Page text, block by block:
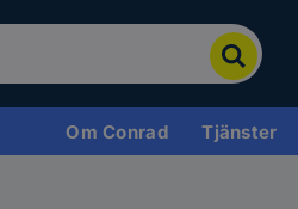
Om Conrad Tjänster